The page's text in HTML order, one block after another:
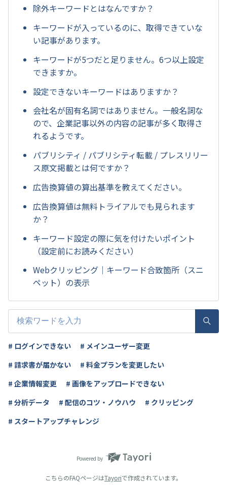
除外キーワードとはなんですか？
キーワードが入っているのに、取得できていな
い記事があります。
キーワードが5つだと足りません。6つ以上設定
できますか。
設定できないキーワードはありますか？
会社名が固有名詞ではありません。一般名詞な
ので、企業記事以外の内容の記事が多く取得さ
れるようです。
パブリシティ / パブリシティ転載 / プレスリリー
ス原文掲載とは何ですか？
広告換算値の算出基準を教えてください。
広告換算値は無料トライアルでも見られます
か？
キーワード設定の際に気を付けたいポイント
（設定前にお読みください）
Webクリッピング｜キーワード合致箇所（スニ
ペット）の表示
# ログインできない
# メインユーザー変更
# 請求書が届かない
# 料金プランを変更したい
# 企業情報変更
# 画像をアップロードできない
# 分析データ
# 配信のコツ・ノウハウ
# クリッピング
# スタートアップチャレンジ
Powered by
こちらのFAQページはTayoriで作成されています。